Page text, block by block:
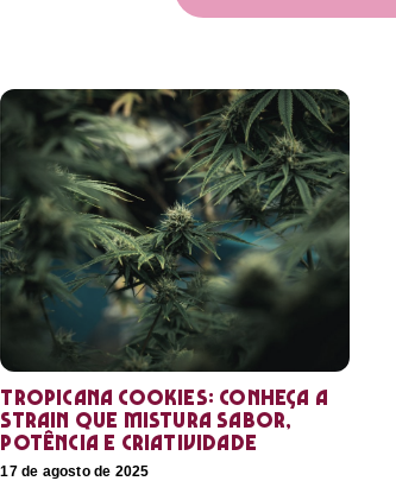
Tropicana Cookies: conheça a
strain que mistura sabor,
potência e criatividade
17 de agosto de 2025